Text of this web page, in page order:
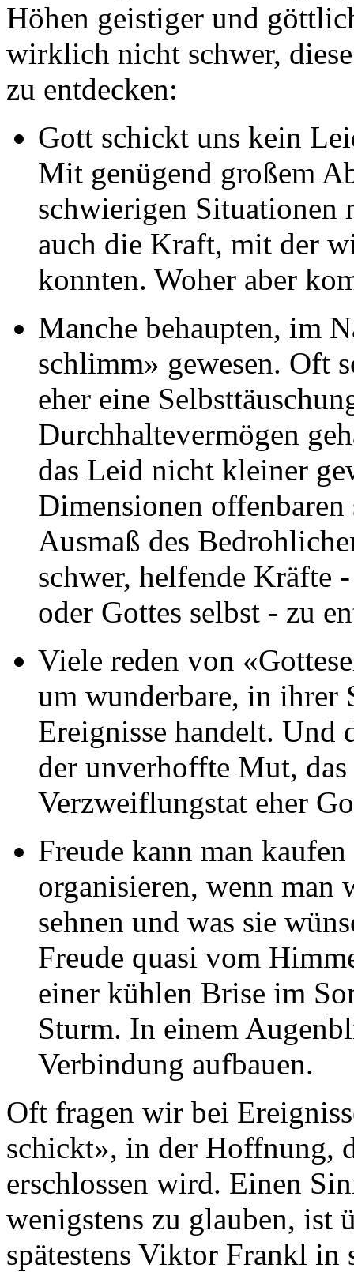
Höhen geistiger und
wirklich nicht schwer,
zu entdecken:
Gott schickt uns kein
Mit genügend großem
schwierigen Situationen
auch die Kraft, mit der
konnten. Woher aber
Manche behaupten, im
schlimm» gewesen. Oft
eher eine
Durchhaltevermögen
das Leid nicht kleiner
Dimensionen
Ausmaß des
schwer, helfende Kräfte
oder Gottes selbst - zu
Viele reden von
um wunderbare, in ihrer
Ereignisse handelt. Und
der unverhoffte Mut,
Verzweiflungstat eher
Freude kann man
organisieren, wenn man
sehnen und was sie
Freude quasi vom
einer kühlen Brise im
Sturm. In einem
Verbindung aufbauen.
Oft fragen wir bei
schickt», in der Hoffnung,
erschlossen wird. Einen
wenigstens zu glauben, ist
spätestens Viktor Frankl